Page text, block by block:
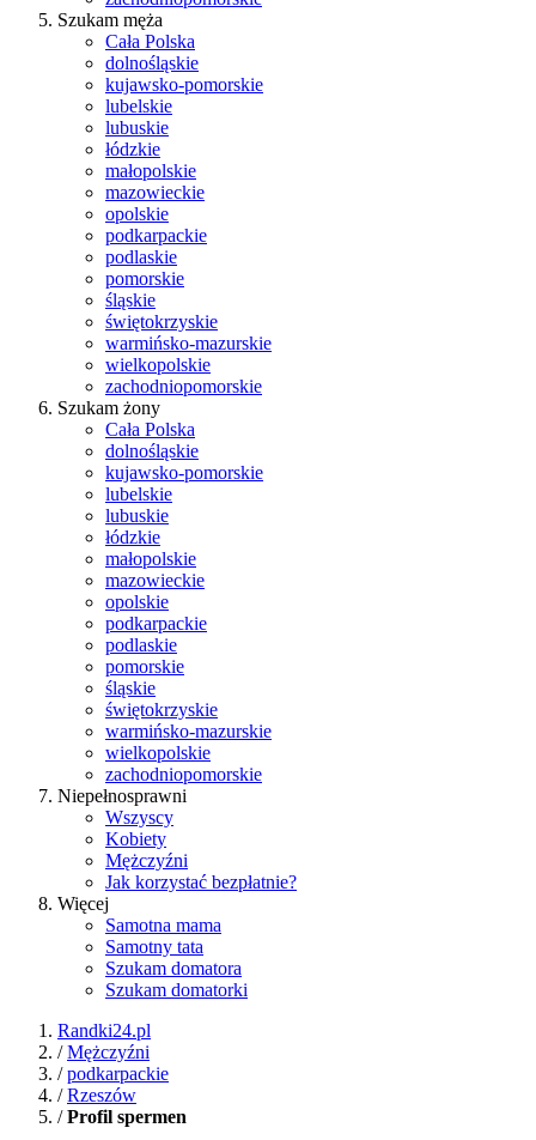
Szukam męża
Cała Polska
dolnośląskie
kujawsko-pomorskie
lubelskie
lubuskie
łódzkie
małopolskie
mazowieckie
opolskie
podkarpackie
podlaskie
pomorskie
śląskie
świętokrzyskie
warmińsko-mazurskie
wielkopolskie
zachodniopomorskie
Szukam żony
Cała Polska
dolnośląskie
kujawsko-pomorskie
lubelskie
lubuskie
łódzkie
małopolskie
mazowieckie
opolskie
podkarpackie
podlaskie
pomorskie
śląskie
świętokrzyskie
warmińsko-mazurskie
wielkopolskie
zachodniopomorskie
Niepełnosprawni
Wszyscy
Kobiety
Mężczyźni
Jak korzystać bezpłatnie?
Więcej
Samotna mama
Samotny tata
Szukam domatora
Szukam domatorki
Randki24.pl
/Mężczyźni
/podkarpackie
/Rzeszów
/Profil spermen